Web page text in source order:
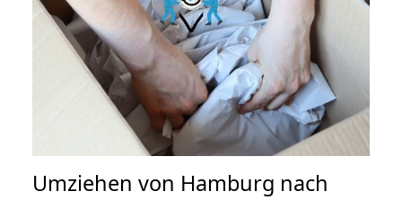
Umziehen von Hamburg nach